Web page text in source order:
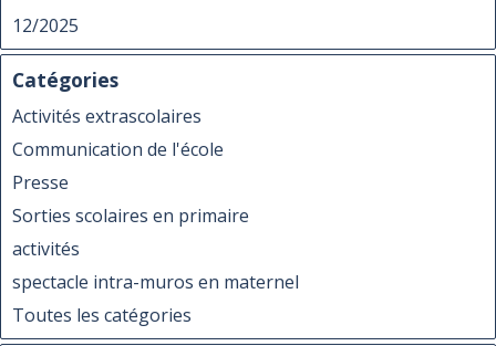
12/2025
Catégories
Activités extrascolaires
Communication de l'école
Presse
Sorties scolaires en primaire
activités
spectacle intra-muros en maternel
Toutes les catégories